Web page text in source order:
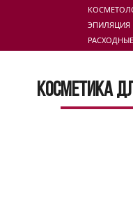
ЭПИЛЯЦИЯ
Косметика